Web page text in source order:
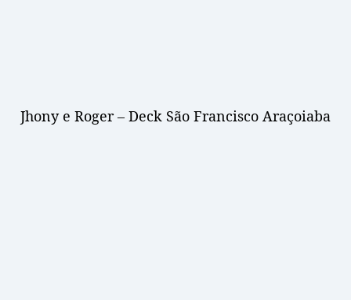
Jhony e Roger – Deck São Francisco Araçoiaba